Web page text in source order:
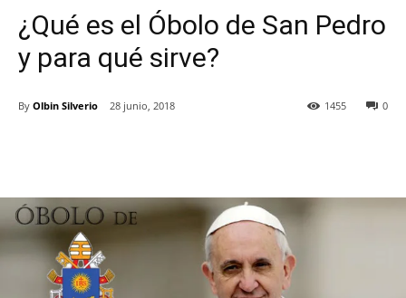
¿Qué es el Óbolo de San Pedro
y para qué sirve?
By Olbin Silverio 28 junio, 2018 0
1455